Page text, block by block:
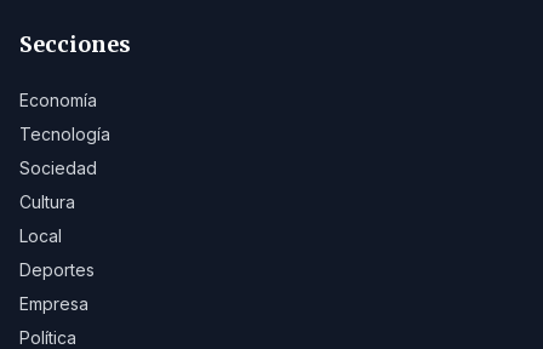
Secciones
Economía
Tecnología
Sociedad
Cultura
Local
Deportes
Empresa
Política